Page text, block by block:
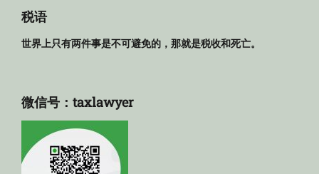
库
税语
世界上只有两件事是不可避免的，那就是税收和死亡。
微信号：taxlawyer